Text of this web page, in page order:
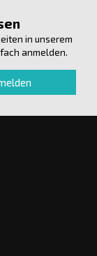
in unserem
anmelden.